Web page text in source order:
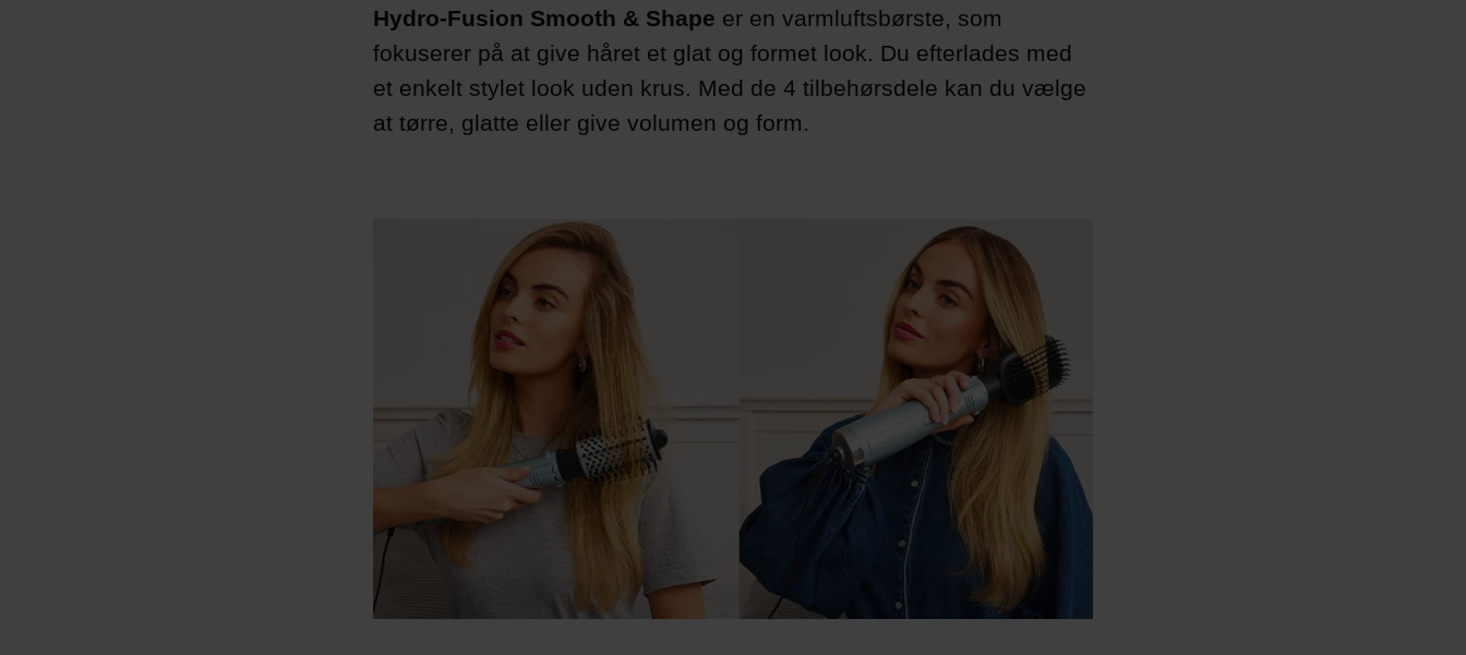
Hydro-Fusion Smooth & Shape er en varmluftsbørste, som
fokuserer på at give håret et glat og formet look. Du efterlades med
et enkelt stylet look uden krus. Med de 4 tilbehørsdele kan du vælge
at tørre, glatte eller give volumen og form.